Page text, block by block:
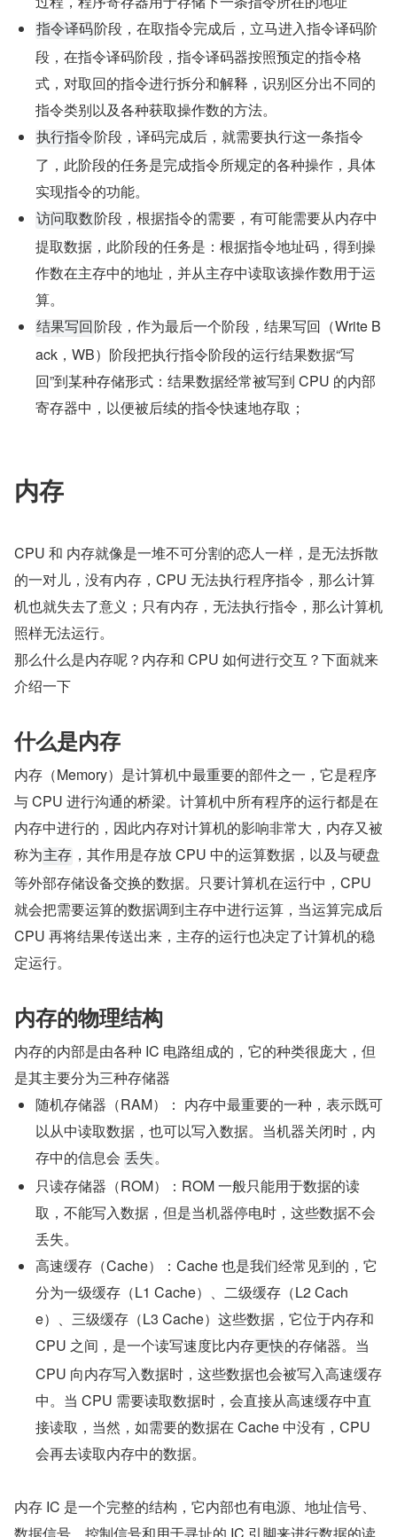
指令译码阶段，在取指令完成后，立马进入指令译码阶
段，在指令译码阶段，指令译码器按照预定的指令格
式，对取回的指令进行拆分和解释，识别区分出不同的
指令类别以及各种获取操作数的方法。
执行指令阶段，译码完成后，就需要执行这一条指令
了，此阶段的任务是完成指令所规定的各种操作，具体
实现指令的功能。
访问取数阶段，根据指令的需要，有可能需要从内存中
提取数据，此阶段的任务是：根据指令地址码，得到操
作数在主存中的地址，并从主存中读取该操作数用于运
算。
结果写回 阶段，作为最后一个阶段，结果写回（Write B
ack，WB）阶段把执行指令阶段的运行结果数据“写
回”到某种存储形式：结果数据经常被写到 CPU 的内部
寄存器中，以便被后续的指令快速地存取；
内存
CPU 和 内存就像是一堆不可分割的恋人一样，是无法拆散
的一对儿，没有内存，CPU 无法执行程序指令，那么计算
机也就失去了意义；只有内存，无法执行指令，那么计算机
照样无法运行。
那么什么是内存呢？内存和 CPU 如何进行交互？下面就来
介绍一下
什么是内存
内存（Memory）是计算机中最重要的部件之一，它是程序
与 CPU 进行沟通的桥梁。计算机中所有程序的运行都是在
内存中进行的，因此内存对计算机的影响非常大，内存又被
称为主存 ，其作用是存放 CPU 中的运算数据，以及与硬盘
等外部存储设备交换的数据。只要计算机在运行中，CPU
就会把需要运算的数据调到主存中进行运算，当运算完成后
CPU 再将结果传送出来，主存的运行也决定了计算机的稳
定运行。
内存的物理结构
内存的内部是由各种 IC 电路组成的，它的种类很庞大，但
是其主要分为三种存储器
随机存储器（RAM）： 内存中最重要的一种，表示既可
以从中读取数据，也可以写入数据。当机器关闭时，内
存中的信息会 丢失。
只读存储器（ROM）：ROM 一般只能用于数据的读
取，不能写入数据，但是当机器停电时，这些数据不会
丢失。
高速缓存（Cache）：Cache 也是我们经常见到的，它
分为一级缓存（L1 Cache）、二级缓存（L2 Cach
e）、三级缓存（L3 Cache）这些数据，它位于内存和
CPU 之间，是一个读写速度比内存更快的存储器。当
CPU 向内存写入数据时，这些数据也会被写入高速缓存
中。当 CPU 需要读取数据时，会直接从高速缓存中直
接读取，当然，如需要的数据在 Cache 中没有，CPU
会再去读取内存中的数据。
内存 IC 是一个完整的结构，它内部也有电源、地址信号、